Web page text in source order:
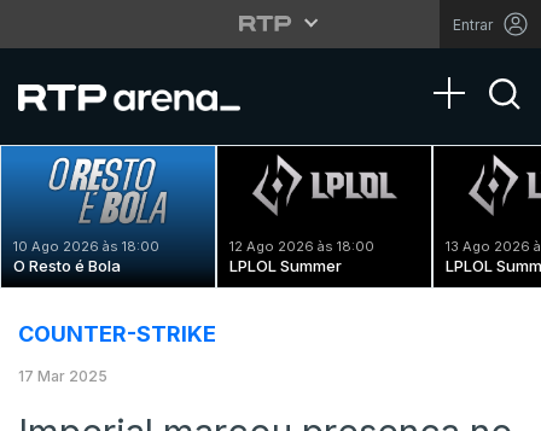
Entrar
Toggle
10 Ago 2026 às 18:00
O Resto é Bola
12 Ago 2026 às 18:00
LPLOL Summer
13 Ago 2026
LPLOL
COUNTER-STRIKE
17 Mar 2025